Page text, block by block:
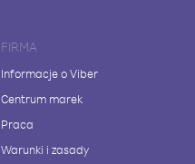
FIRMA
Informacje o Viber
Centrum marek
Praca
Warunki i zasady